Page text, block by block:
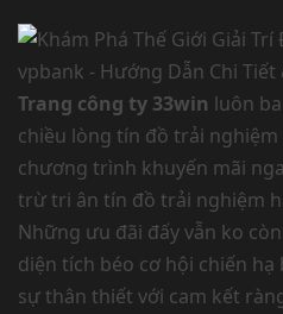
Trang công ty 33win luôn
chiều lòng tín đồ trải nghiệm
chương trình khuyến mãi
trừ tri ân tín đồ trải nghiệm
Những ưu đãi đấy vẫn ko
diện tích béo cơ hội chiến
sự thân thiết với cam kết